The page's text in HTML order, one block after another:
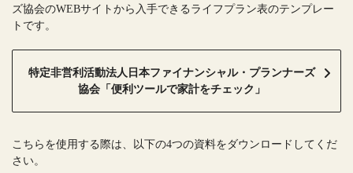
ズ協会のWEBサイトから入手できるライフプラン表のテンプレー
トです。
特定非営利活動法人日本ファイナンシャル・プランナーズ
協会「便利ツールで家計をチェック」
こちらを使用する際は、以下の4つの資料をダウンロードしてくだ
さい。